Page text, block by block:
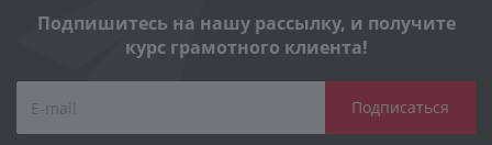
Подпишитесь на нашу рассылку, и получите
курс грамотного клиента!